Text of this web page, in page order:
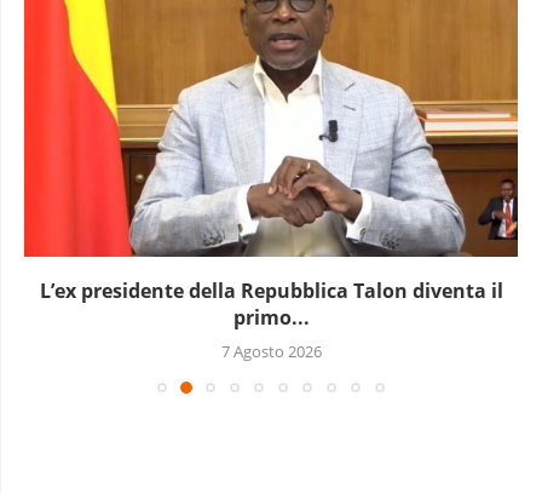
L’ex presidente della Repubblica Talon diventa il
primo...
7 Agosto 2026